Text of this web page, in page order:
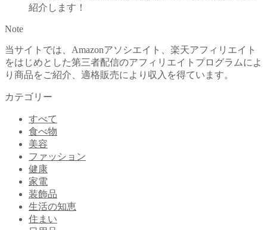
紹介します！
Note
当サイトでは、Amazonアソシエイト、楽天アフィリエイト
をはじめとした第三者配信のアフィリエイトプログラムによ
り商品をご紹介、適格販売により収入を得ています。
カテゴリー
すべて
食べ物
美容
ファッション
健康
家電
装飾品
生活の知恵
住まい